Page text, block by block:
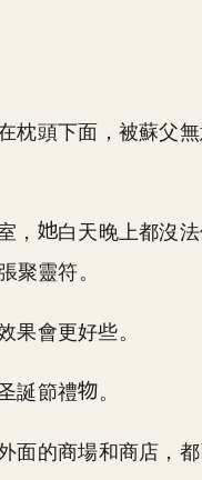
枕頭下面，被蘇父
，
白天晚上都沒
聚靈符。
果會更好些。
誕節禮 。
面的商場和商店，